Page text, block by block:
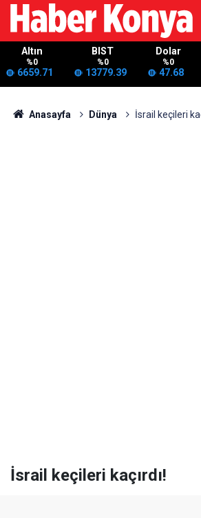
Altın
%0
6659.71
BIST
%0
13779.39
Dolar
%0
47.68
Anasayfa Dünya İsrail keçileri
İsrail keçileri kaçırdı!